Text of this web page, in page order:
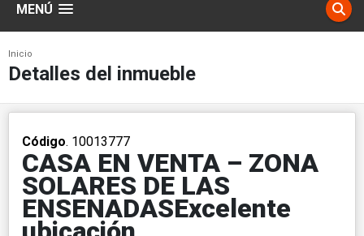
MENÚ
Inicio
Detalles del inmueble
Código. 10013777
CASA EN VENTA – ZONA
SOLARES DE LAS
ENSENADASExcelente